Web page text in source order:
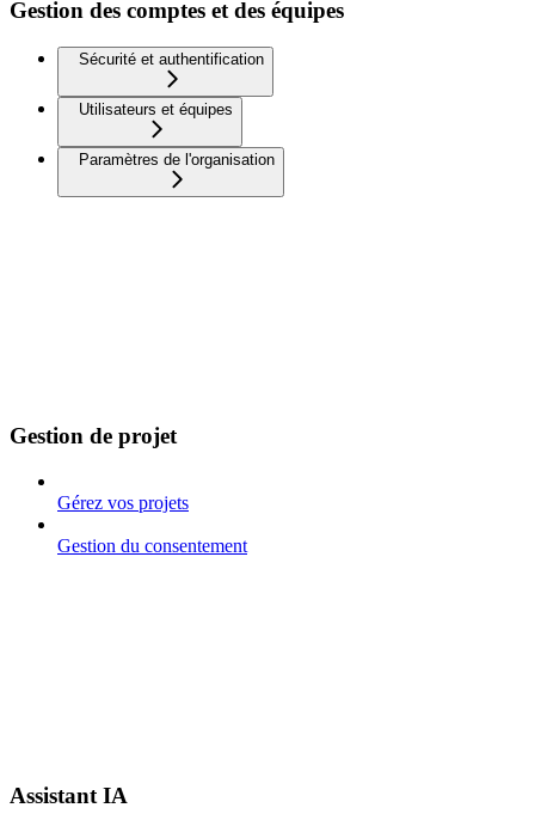
Gestion des comptes et des équipes
Sécurité et authentification
Utilisateurs et équipes
Paramètres de l'organisation
Gestion de projet
Gérez vos projets
Gestion du consentement
Assistant IA